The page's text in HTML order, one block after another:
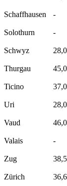
Schaffhausen
-
Solothurn
-
Schwyz
28,0
Thurgau
45,0
Ticino
37,0
Uri
28,0
Vaud
46,0
Valais
-
Zug
38,5
Zürich
36,6